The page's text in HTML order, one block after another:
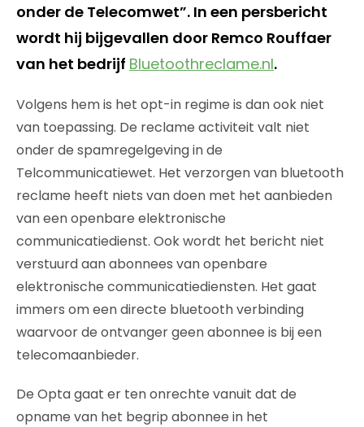
onder de Telecomwet”. In een persbericht
wordt hij bijgevallen door Remco Rouffaer
van het bedrijf Bluetoothreclame.nl.
Volgens hem is het opt-in regime is dan ook niet
van toepassing. De reclame activiteit valt niet
onder de spamregelgeving in de
Telcommunicatiewet. Het verzorgen van bluetooth
reclame heeft niets van doen met het aanbieden
van een openbare elektronische
communicatiedienst. Ook wordt het bericht niet
verstuurd aan abonnees van openbare
elektronische communicatiediensten. Het gaat
immers om een directe bluetooth verbinding
waarvoor de ontvanger geen abonnee is bij een
telecomaanbieder.
De Opta gaat er ten onrechte vanuit dat de
opname van het begrip abonnee in het